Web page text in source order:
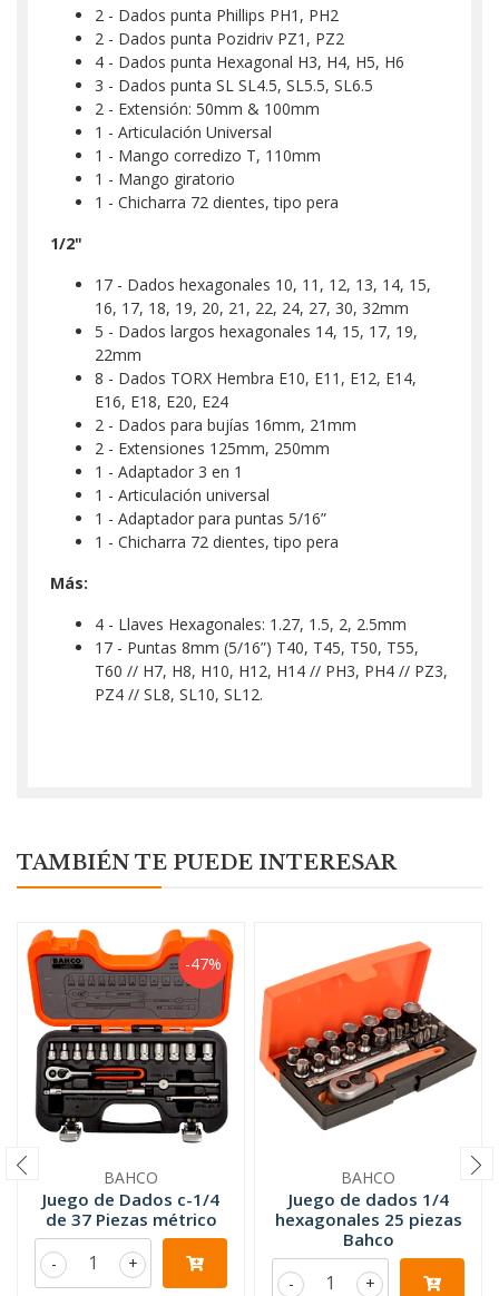
2 - Dados punta Phillips PH1, PH2
2 - Dados punta Pozidriv PZ1, PZ2
4 - Dados punta Hexagonal H3, H4, H5, H6
3 - Dados punta SL SL4.5, SL5.5, SL6.5
2 - Extensión: 50mm & 100mm
1 - Articulación Universal
1 - Mango corredizo T, 110mm
1 - Mango giratorio
1 - Chicharra 72 dientes, tipo pera
1/2"
17 - Dados hexagonales 10, 11, 12, 13, 14, 15,
16, 17, 18, 19, 20, 21, 22, 24, 27, 30, 32mm
5 - Dados largos hexagonales 14, 15, 17, 19,
22mm
8 - Dados TORX Hembra E10, E11, E12, E14,
E16, E18, E20, E24
2 - Dados para bujías 16mm, 21mm
2 - Extensiones 125mm, 250mm
1 - Adaptador 3 en 1
1 - Articulación universal
1 - Adaptador para puntas 5/16”
1 - Chicharra 72 dientes, tipo pera
Más:
4 - Llaves Hexagonales: 1.27, 1.5, 2, 2.5mm
17 - Puntas 8mm (5/16”) T40, T45, T50, T55,
T60 // H7, H8, H10, H12, H14 // PH3, PH4 // PZ3,
PZ4 // SL8, SL10, SL12.
TAMBIÉN TE PUEDE INTERESAR
-47%
BAHCO
Juego de Dados c-1/4
de 37 Piezas métrico
+
-
BAHCO
Juego de dados 1/4
hexagonales 25 piezas
Bahco
+
-